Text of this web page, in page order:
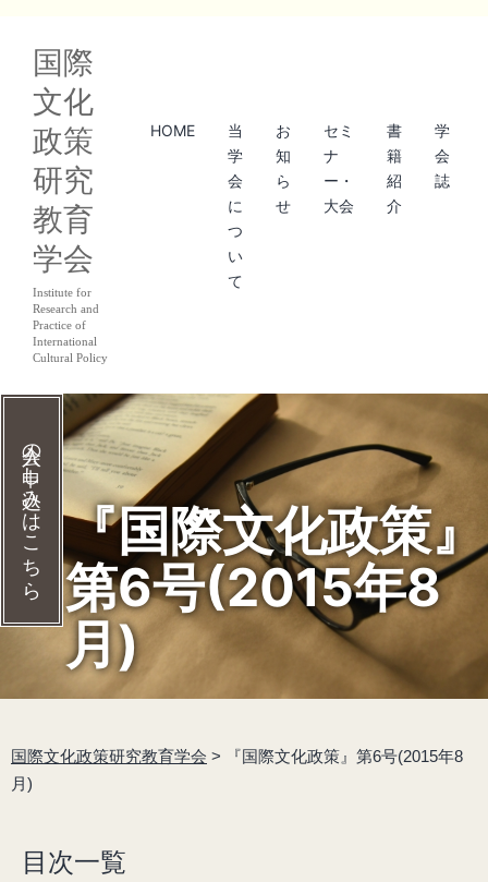
国際
文化
政策
研究
教育
学会
Institute for
Research and
Practice of
International
Cultural Policy
HOME
当
学
会
に
つ
い
て
お
知
ら
せ
セミ
ナ
ー・
大会
書
籍
紹
介
学
会
誌
入会の申し込みはこちら 『国際文化政策』
第6号(2015年8
月)
国際文化政策研究教育学会 >
『国際文化政策』第6号(2015年8
月)
目次一覧